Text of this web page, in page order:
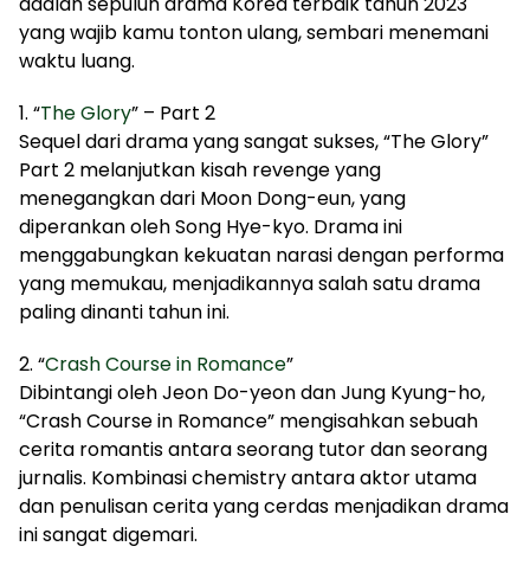
yang wajib kamu tonton ulang, sembari menemani
waktu luang.
1. “The Glory” – Part 2
Sequel dari drama yang sangat sukses, “The Glory”
Part 2 melanjutkan kisah revenge yang
menegangkan dari Moon Dong-eun, yang
diperankan oleh Song Hye-kyo. Drama ini
menggabungkan kekuatan narasi dengan performa
yang memukau, menjadikannya salah satu drama
paling dinanti tahun ini.
2. “Crash Course in Romance”
Dibintangi oleh Jeon Do-yeon dan Jung Kyung-ho,
“Crash Course in Romance” mengisahkan sebuah
cerita romantis antara seorang tutor dan seorang
jurnalis. Kombinasi chemistry antara aktor utama
dan penulisan cerita yang cerdas menjadikan drama
ini sangat digemari.